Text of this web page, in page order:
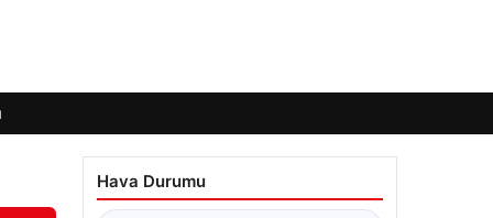
Hava Durumu